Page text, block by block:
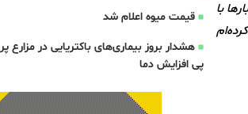
با
را گردآوری کرده‌ام
قیمت میوه اعلام شد
هشدار بروز بیماری‌های باکتریایی در مزارع
پی افزایش دما